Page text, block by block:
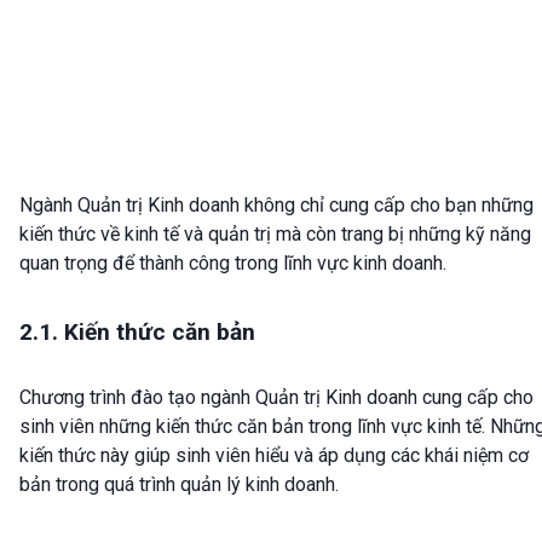
Ngành Quản trị Kinh doanh không chỉ cung cấp cho bạn những
kiến thức về kinh tế và quản trị mà còn trang bị những kỹ năng
quan trọng để thành công trong lĩnh vực kinh doanh.
2.1. Kiến thức căn bản
Chương trình đào tạo ngành Quản trị Kinh doanh cung cấp cho
sinh viên những kiến thức căn bản trong lĩnh vực kinh tế.
kiến thức này giúp sinh viên hiểu và áp dụng các khái niệm cơ
bản trong quá trình quản lý kinh doanh.